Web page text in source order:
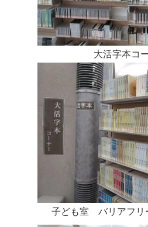
大活字本コ
子ども室 バリアフリ